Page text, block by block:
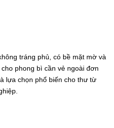
tráng phủ, có bề mặt mờ và
phong bì cần vẻ ngoài đơn
lựa chọn phổ biến cho thư từ